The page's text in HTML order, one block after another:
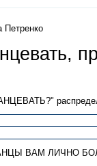
Петренко
ВАМ ЛИЧНО